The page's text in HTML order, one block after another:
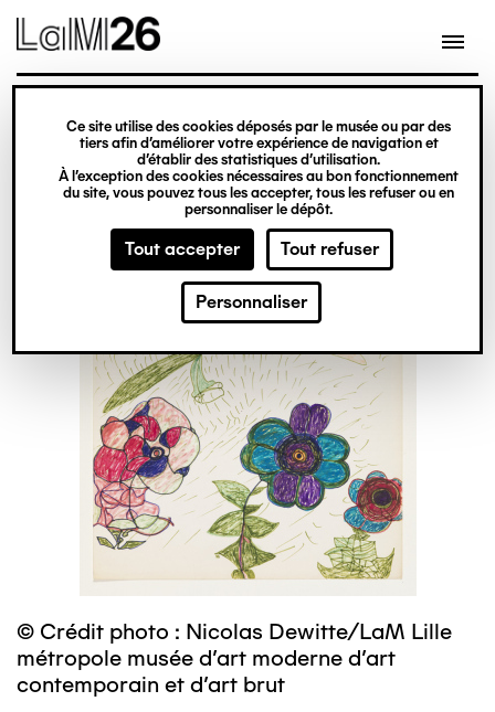
Gestion des cookies
Ce site utilise des cookies déposés par le musée ou par des
tiers afin d’améliorer votre expérience de navigation et
d’établir des statistiques d’utilisation.
À l’exception des cookies nécessaires au bon fonctionnement
du site, vous pouvez tous les accepter, tous les refuser ou en
personnaliser le dépôt.
Tout accepter Tout refuser
Personnaliser
contenu
© Crédit photo : Nicolas Dewitte/LaM Lille
métropole musée d’art moderne d’art
contemporain et d’art brut